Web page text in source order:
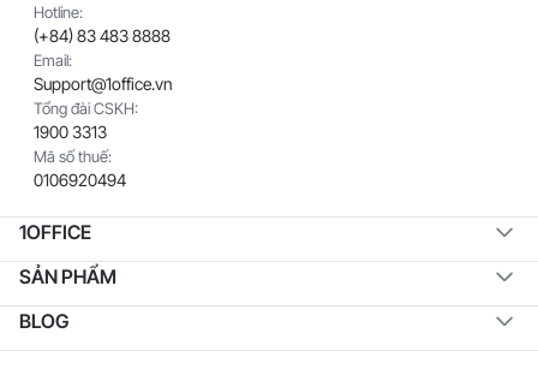
Hotline:
(+84) 83 483 8888
Email:
Support@1office.vn
Tổng đài CSKH:
1900 3313
Mã số thuế:
0106920494
1OFFICE
SẢN PHẨM
BLOG